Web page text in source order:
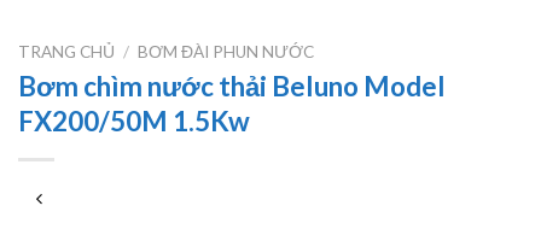
TRANG CHỦ / BƠM ĐÀI PHUN NƯỚC
Bơm chìm nước thải Beluno Model
FX200/50M 1.5Kw